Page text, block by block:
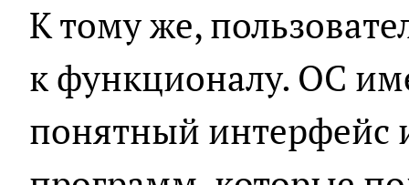
К тому же,
к функционалу. ОС
понятный интерфейс